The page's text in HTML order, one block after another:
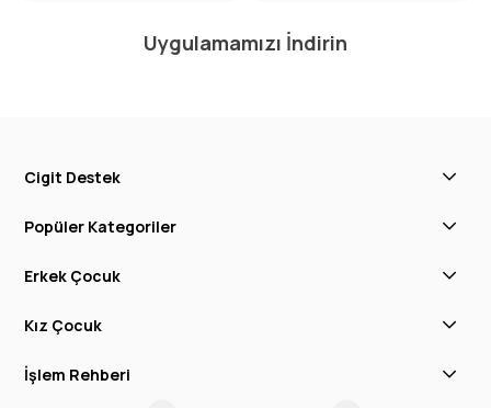
Uygulamamızı İndirin
Cigit Destek
Popüler Kategoriler
Erkek Çocuk
Kız Çocuk
İşlem Rehberi